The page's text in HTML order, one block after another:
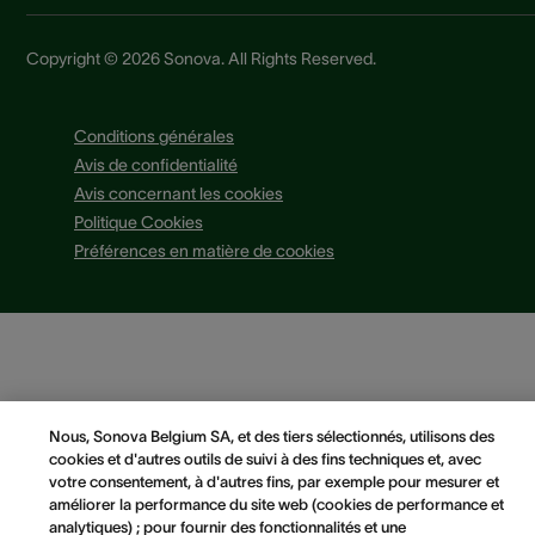
Copyright © 2026 Sonova. All Rights Reserved.
Conditions générales
Avis de confidentialité
Avis concernant les cookies
Politique Cookies
Préférences en matière de cookies
Nous, Sonova Belgium SA, et des tiers sélectionnés, utilisons des
cookies et d'autres outils de suivi à des fins techniques et, avec
votre consentement, à d'autres fins, par exemple pour mesurer et
améliorer la performance du site web (cookies de performance et
analytiques) ; pour fournir des fonctionnalités et une